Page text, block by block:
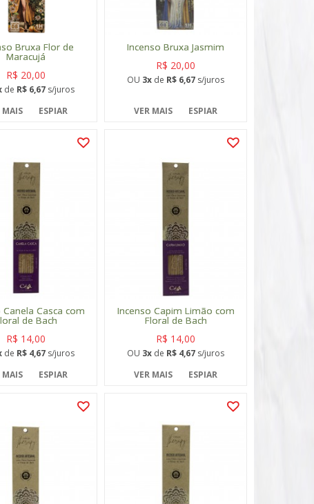
Bruxa Flor de
Maracujá
R$ 20,00
de R$ 6,67 s/juros
MAIS
ESPIAR
Incenso Bruxa Jasmim
R$ 20,00
OU 3x de R$ 6,67 s/juros
VER MAIS ESPIAR
Canela Casca com
de Bach
R$ 14,00
de R$ 4,67 s/juros
MAIS
ESPIAR
Incenso Capim Limão com
Floral de Bach
R$ 14,00
OU 3x de R$ 4,67 s/juros
VER MAIS
ESPIAR